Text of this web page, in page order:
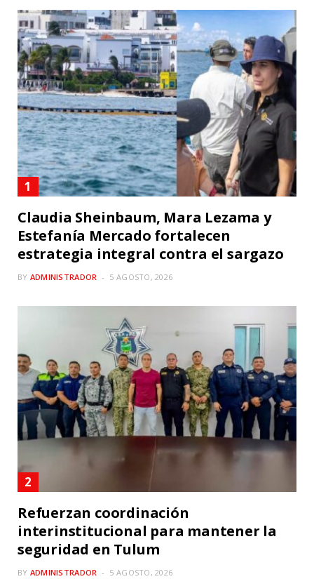
Claudia Sheinbaum, Mara Lezama y
Estefanía Mercado fortalecen
estrategia integral contra el sargazo
BY ADMINISTRADOR 5 AGOSTO, 2026
Refuerzan coordinación
interinstitucional para mantener la
seguridad en Tulum
BY ADMINISTRADOR 5 AGOSTO, 2026